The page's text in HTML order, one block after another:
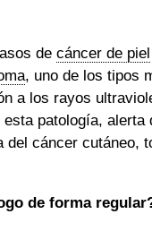
de cáncer de piel
, uno de los tipos
a los rayos
patología, alerta
cáncer cutáneo,
de forma